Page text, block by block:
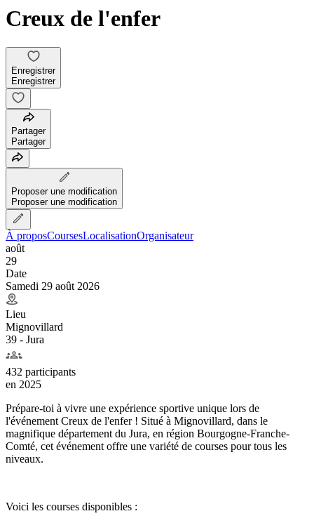
Creux de l'enfer
Enregistrer
Enregistrer
Partager
Partager
Proposer une modification
Proposer une modification
À proposCoursesLocalisationOrganisateur
août
29
Date
Samedi 29 août 2026
Lieu
Mignovillard
39 - Jura
432 participants
en 2025
Prépare-toi à vivre une expérience sportive unique lors de
l'événement Creux de l'enfer ! Situé à Mignovillard, dans le
magnifique département du Jura, en région Bourgogne-Franche-
Comté, cet événement offre une variété de courses pour tous les
niveaux.
Voici les courses disponibles :